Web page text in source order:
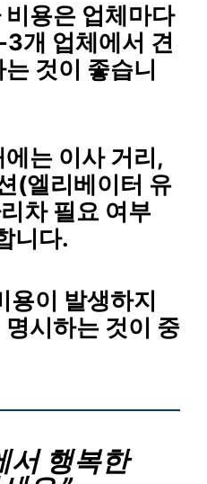
용은 업체마다
개 업체에서 견
것이 좋습니
는 이사 거리,
(엘리베이터 유
차 필요 여부
니다.
용이 발생하지
시하는 것이 중
서 행복한